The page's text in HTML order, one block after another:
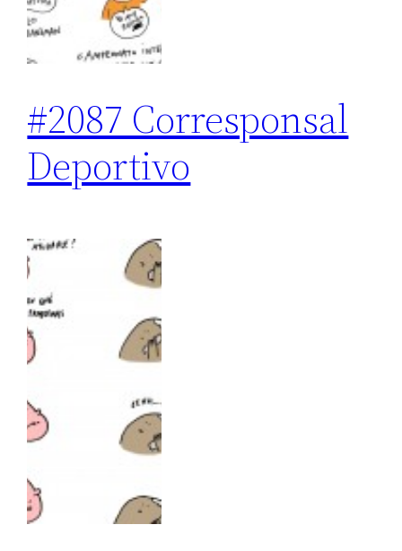
#2087 Corresponsal
Deportivo